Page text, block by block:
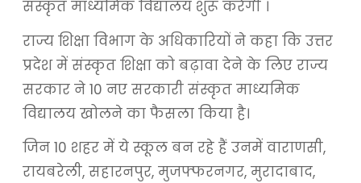
संस्कृत माध्यमिक विद्यालय शुरू करेगी ।
राज्य शिक्षा विभाग के अधिकारियों ने कहा कि उत्तर
प्रदेश में संस्कृत शिक्षा को बढ़ावा देने के लिए राज्य
सरकार ने 10 नए सरकारी संस्कृत माध्यमिक
विद्यालय खोलने का फैसला किया है।
जिन 10 शहर में ये स्कूल बन रहे हैं उनमें वाराणसी,
रायबरेली, सहारनपुर, मुजफ्फरनगर, मुरादाबाद,